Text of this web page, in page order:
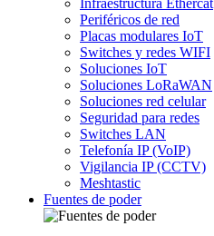
Infraestructura Ethercat
Periféricos de red
Placas modulares IoT
Switches y redes WIFI
Soluciones IoT
Soluciones LoRaWAN
Soluciones red celular
Seguridad para redes
Switches LAN
Telefonía IP (VoIP)
Vigilancia IP (CCTV)
Meshtastic
Fuentes de poder